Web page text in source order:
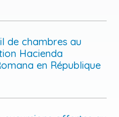
de chambres au
Hacienda
en République